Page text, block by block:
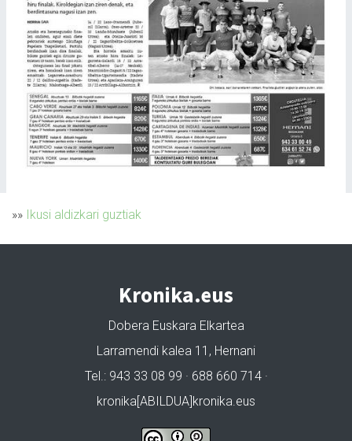
»» Ikusi aldizkari guztiak
Kronika.eus
Dobera Euskara Elkartea
Larramendi kalea 11, Hernani
Tel.: 943 33 08 99 · 688 660 714 ·
kronika[ABILDUA]kronika.eus